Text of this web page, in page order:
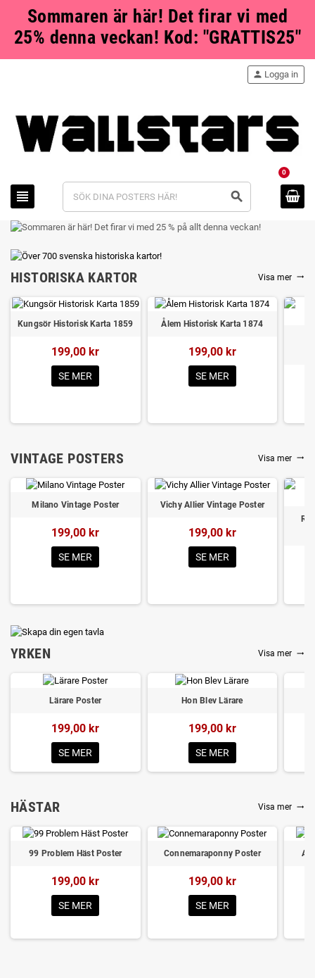
Sommaren är här! Det firar vi med
25% denna veckan! Kod: "GRATTIS25"
view_headline search
person Logga in
0
HISTORISKA KARTOR Visa mer trending_flat
Kungsör Historisk Karta 1859
199,00 kr
SE MER
Ålem Historisk Karta 1874
199,00 kr
SE MER
VINTAGE POSTERS Visa mer trending_flat
Milano Vintage Poster
199,00 kr
SE MER
Vichy Allier Vintage Poster
199,00 kr
SE MER
YRKEN Visa mer trending_flat
Lärare Poster
199,00 kr
SE MER
Hon Blev Lärare
199,00 kr
SE MER
HÄSTAR Visa mer trending_flat
99 Problem Häst Poster
199,00 kr
SE MER
Connemaraponny Poster
199,00 kr
SE MER